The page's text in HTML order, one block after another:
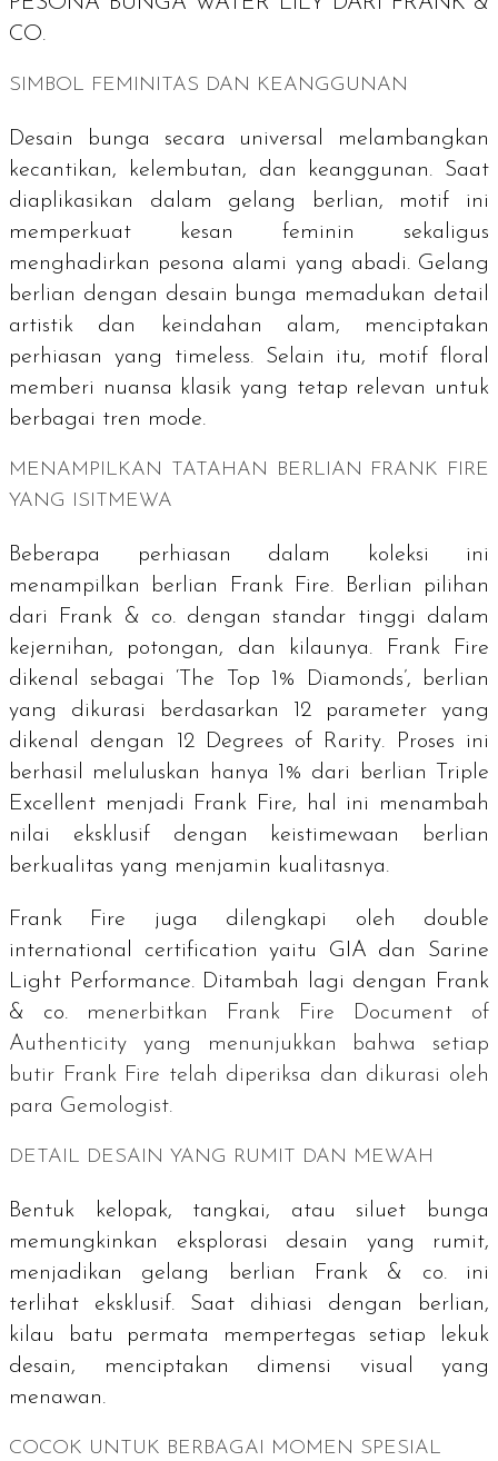
CO.
SIMBOL FEMINITAS DAN KEANGGUNAN
Desain bunga secara universal melambangkan
kecantikan, kelembutan, dan keanggunan. Saat
diaplikasikan dalam gelang berlian, motif ini
memperkuat kesan feminin sekaligus
menghadirkan pesona alami yang abadi. Gelang
berlian dengan desain bunga memadukan detail
artistik dan keindahan alam, menciptakan
perhiasan yang timeless. Selain itu, motif floral
memberi nuansa klasik yang tetap relevan untuk
berbagai tren mode.
MENAMPILKAN TATAHAN BERLIAN FRANK FIRE
YANG ISITMEWA
Beberapa perhiasan dalam koleksi ini
menampilkan berlian Frank Fire. Berlian pilihan
dari Frank & co. dengan standar tinggi dalam
kejernihan, potongan, dan kilaunya. Frank Fire
dikenal sebagai ‘The Top 1% Diamonds’, berlian
yang dikurasi berdasarkan 12 parameter yang
dikenal dengan 12 Degrees of Rarity. Proses ini
berhasil meluluskan hanya 1% dari berlian
Triple
Excellent menjadi Frank Fire, hal ini menambah
nilai eksklusif dengan keistimewaan berlian
berkualitas yang menjamin kualitasnya.
Frank Fire juga dilengkapi oleh double
international certificationyaitu GIA dan Sarine
Light Performance. Ditambah lagi dengan Frank
& co. menerbitkan Frank Fire Document of
Authenticity yang menunjukkan bahwa setiap
butir Frank Fire telah diperiksa dan dikurasi oleh
para Gemologist.
DETAIL DESAIN YANG RUMIT DAN MEWAH
Bentuk kelopak, tangkai, atau siluet bunga
memungkinkan eksplorasi desain yang rumit,
menjadikan gelang berlian Frank & co. ini
terlihat eksklusif. Saat dihiasi dengan berlian,
kilau batu permata mempertegas setiap lekuk
desain, menciptakan dimensi visual yang
menawan.
COCOK UNTUK BERBAGAI MOMEN SPESIAL